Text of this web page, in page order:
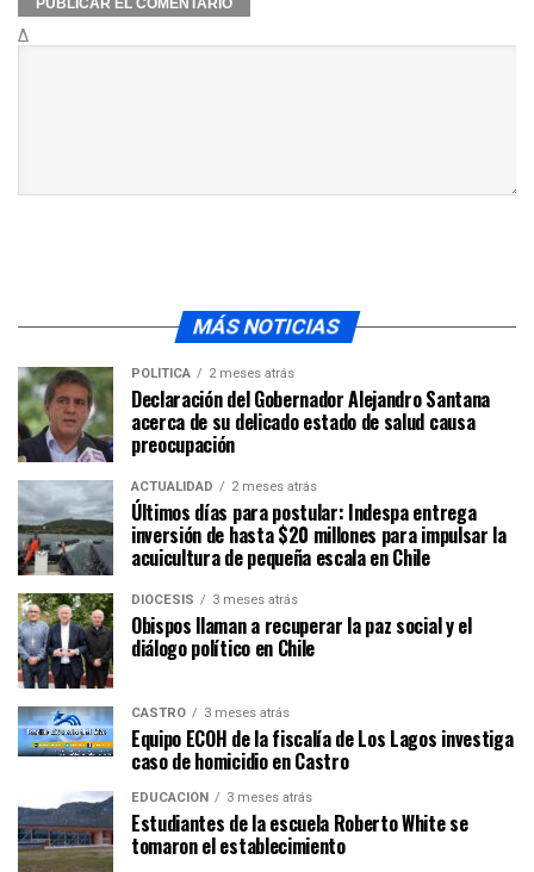
Δ
MÁS NOTICIAS
POLÍTICA 2 meses atrás
Declaración del Gobernador Alejandro Santana
acerca de su delicado estado de salud causa
preocupación
ACTUALIDAD 2 meses atrás
Últimos días para postular: Indespa entrega
inversión de hasta $20 millones para impulsar la
acuicultura de pequeña escala en Chile
DIÓCESIS 3 meses atrás
Obispos llaman a recuperar la paz social y el
diálogo político en Chile
CASTRO 3 meses atrás
Equipo ECOH de la fiscalía de Los Lagos investiga
caso de homicidio en Castro
EDUCACIÓN 3 meses atrás
Estudiantes de la escuela Roberto White se
tomaron el establecimiento